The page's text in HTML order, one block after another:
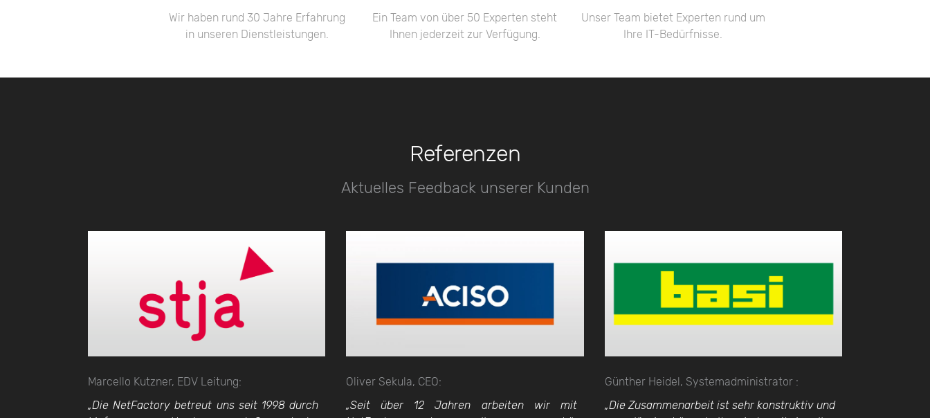
Wir haben rund 30 Jahre Erfahrung
in unseren Dienstleistungen.
Ein Team von über 50 Experten steht
Ihnen jederzeit zur Verfügung.
Unser Team bietet Experten rund um
Ihre IT-Bedürfnisse.
Referenzen
Aktuelles Feedback unserer Kunden
Marcello Kutzner, EDV Leitung:
„Die NetFactory betreut uns seit 1998 durch
Oliver Sekula, CEO:
„Seit über 12 Jahren arbeiten wir mit
Günther Heidel, Systemadministrator :
„Die Zusammenarbeit ist sehr konstruktiv und